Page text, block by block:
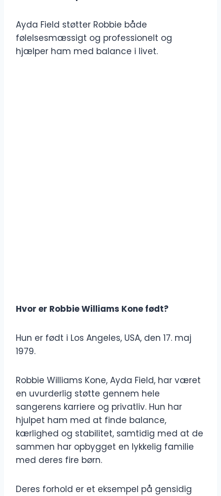
Ayda Field støtter Robbie både
følelsesmæssigt og professionelt og
hjælper ham med balance i livet.
Hvor er Robbie Williams Kone født?
Hun er født i Los Angeles, USA, den 17. maj
1979.
Robbie Williams Kone, Ayda Field, har været
en uvurderlig støtte gennem hele
sangerens karriere og privatliv. Hun har
hjulpet ham med at finde balance,
kærlighed og stabilitet, samtidig med at de
sammen har opbygget en lykkelig familie
med deres fire børn.
Deres forhold er et eksempel på gensidig